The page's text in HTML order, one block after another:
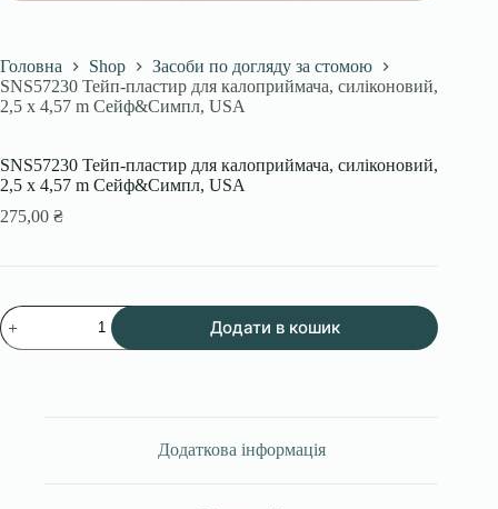
Головна Shop
Засоби по догляду за стомою
SNS57230 Тейп-пластир для калоприймача, силіконовий,
2,5 x 4,57 m Сейф&Симпл, USA
SNS57230 Тейп-пластир для калоприймача, силіконовий,
2,5 x 4,57 m Сейф&Симпл, USA
275,00 ₴
SNS57230
Тейп-
пластир
Додати в кошик
Додаткова інформація